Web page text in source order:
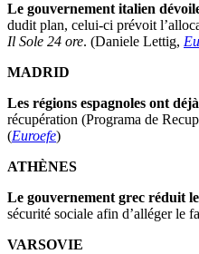
Le gouvernement italien
dudit plan, celui-ci prévoit
Il Sole 24 ore. (Daniele Lettig,
MADRID
Les régions espagnoles ont
récupération (Programa de
(Euroefe)
ATHÈNES
Le gouvernement grec réduit
sécurité sociale afin d’alléger le
VARSOVIE